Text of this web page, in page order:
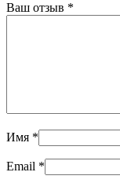
Ваш отзыв *
Имя *
Email *